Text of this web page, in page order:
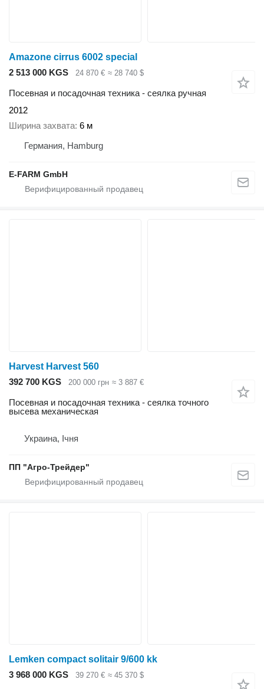
Amazone cirrus 6002 special
2 513 000 KGS
24 870 € ≈ 28 740 $
Посевная и посадочная техника - сеялка ручная
2012
Ширина захвата 6 м
Германия, Hamburg
E-FARM GmbH
Harvest Harvest 560
392 700 KGS
200 000 грн ≈ 3 887 €
Посевная и посадочная техника - сеялка точного
высева механическая
Украина, Ічня
ПП "Агро-Трейдер"
Lemken compact solitair 9/600 kk
3 968 000 KGS
39 270 € ≈ 45 370 $